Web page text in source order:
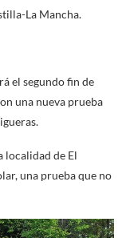
La Mancha.
el segundo fin de
una nueva prueba
localidad de El
una prueba que no